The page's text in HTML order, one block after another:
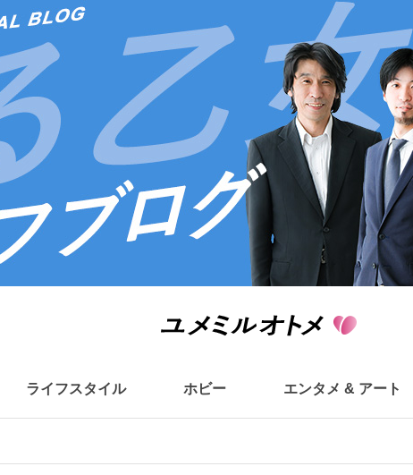
ライフスタイル ホビー エンタメ & アート